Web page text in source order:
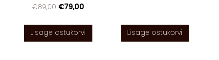
€89,00 €79,00
Lisage ostukorvi Lisage ostukorvi